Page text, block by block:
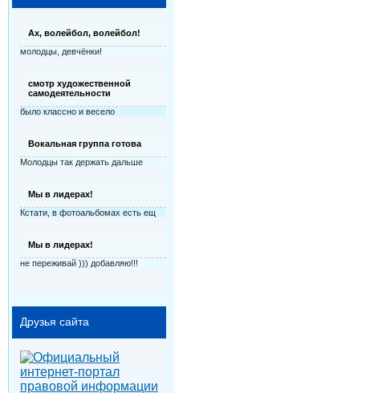
Ах, волейбол, волейбол!
молодцы, девчёнки!
смотр художественной
самодеятельности
было классно и весело
Вокальная группа готова
Молодцы так держать дальше
Мы в лидерах!
Кстати, в фотоальбомах есть ещ
Мы в лидерах!
не переживай ))) добавляю!!!
Друзья сайта